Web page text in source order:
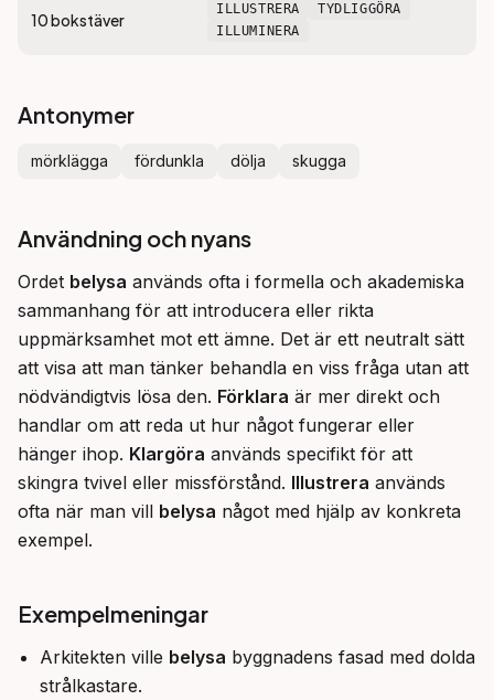
10bokstäver
ILLUSTRERA
TYDLIGGÖRA
ILLUMINERA
Antonymer
mörklägga fördunkla dölja skugga
Användning och nyans
Ordet belysa används ofta i formella och akademiska
sammanhang för att introducera eller rikta
uppmärksamhet mot ett ämne. Det är ett neutralt sätt
att visa att man tänker behandla en viss fråga utan att
nödvändigtvis lösa den. Förklara är mer direkt och
handlar om att reda ut hur något fungerar eller
hänger ihop. Klargöra används specifikt för att
skingra tvivel eller missförstånd. Illustrera används
ofta när man vill belysa något med hjälp av konkreta
exempel.
Exempelmeningar
Arkitekten ville belysa byggnadens fasad med dolda
strålkastare.